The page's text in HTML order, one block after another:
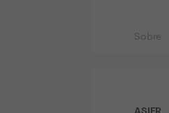
Sobre